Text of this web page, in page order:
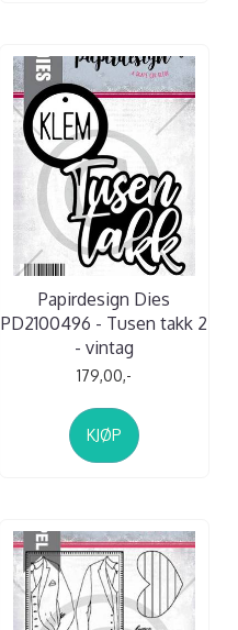
Papirdesign Dies
PD2100496 - Tusen takk 2
- vintag
179,00,-
KJØP